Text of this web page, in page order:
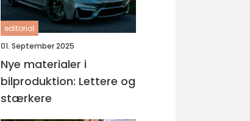
editorial
01. September 2025
Nye materialer i
bilproduktion: Lettere og
stærkere